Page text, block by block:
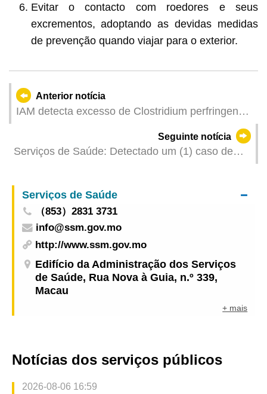
Evitar o contacto com roedores e seus
excrementos, adoptando as devidas medidas
de prevenção quando viajar para o exterior.
Anterior notícia
IAM detecta excesso de Clostridium perfringens
estabelecimento de comida e manda suspender a
sua venda
Seguinte notícia
Serviços de Saúde: Detectado um (1) caso de
Serviços de Saúde
（853）2831 3731
info@ssm.gov.mo
http://www.ssm.gov.mo
Edifício da Administração dos Serviços
de Saúde, Rua Nova à Guia, n.º 339,
Macau
+ mais
Notícias dos serviços públicos
2026-08-06 16:59